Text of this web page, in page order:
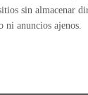
De Las
El Que Se
sin almacenar
anuncios ajenos.